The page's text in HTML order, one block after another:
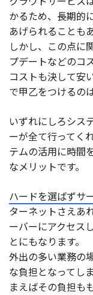
かるため、長期的
あげられることも
しかし、この点に
プデートなどのコ
コストも決して安
で甲乙をつけるの
いずれにしろシス
ーが全て行ってく
テムの活用に時間
なメリットです。
ハードを選ばずサ
ターネットさえあ
ーバーにアクセス
とにもなります。
外出の多い業務の
な負担となってし
まえばその負担も